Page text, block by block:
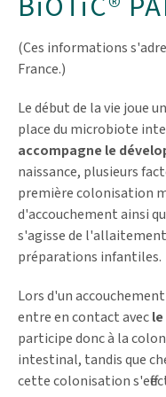
femmes peuvent bien
Pour les bébés allaités
une cuillère à soupe de lait
refroidie). Laisser ce
(temps d'activation des
pour éviter les grumeaux.
dans la bouche du
Pour les bébés nourris au
1 fois par jour, mélanger un
le biberon (attention : ne
les 10 minutes pour
Bon à savoir: il est
quotidiennement pendant
°UFC = Unité Formant
Sans hormones, sans
sans levure ni lactose.
Convient aux personnes
enfants et aux femmes
Une boîte d'OMNi-
milliards de bactéries
dans l'intestin.Leur
sont garanties jusqu'à
consommation.
- dont sucres
Sel
(Ces informations
France.)
Le début de la vie joue
place du microbiote
accompagne le
naissance, plusieurs
première colonisation
d'accouchement ainsi
s'agisse de
préparations infantiles.
Lors d'un
entre en contact avec
participe donc à la
intestinal, tandis que
cette colonisation